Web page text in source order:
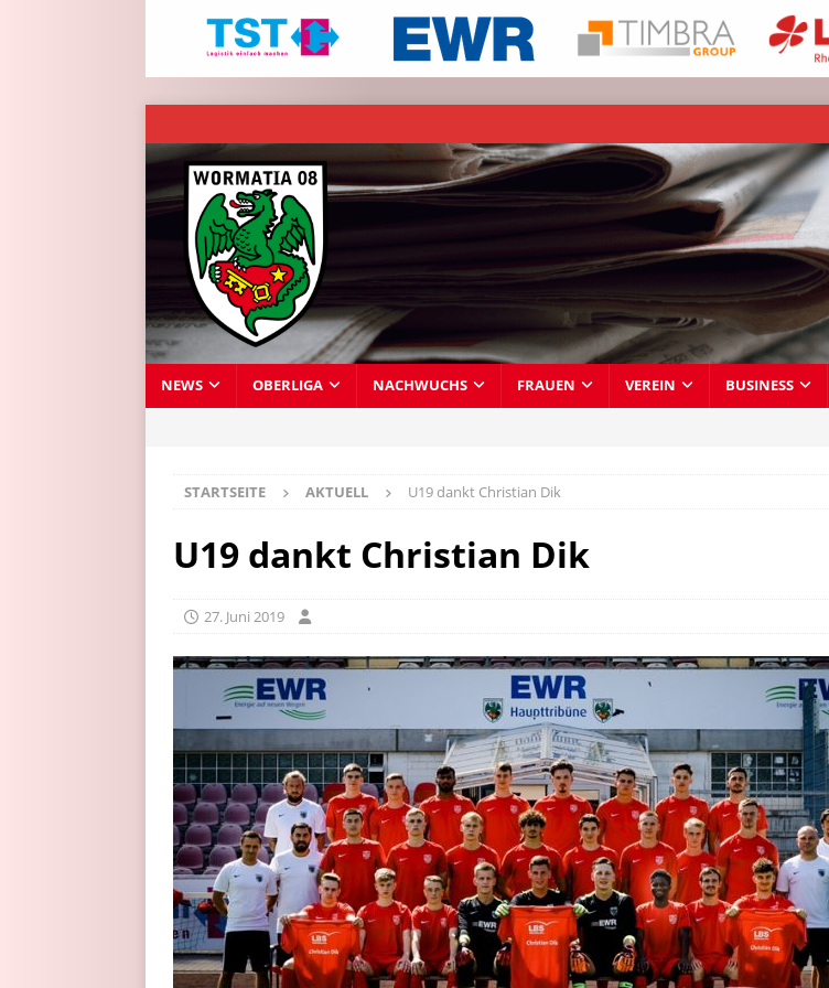
NEWS OBERLIGA NACHWUCHS FRAUEN VEREIN BUSINESS
STARTSEITE AKTUELL U19 dankt Christian Dik
U19 dankt Christian Dik
27. Juni 2019